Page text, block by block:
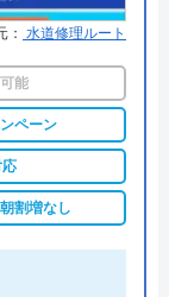
事店の水道業
、即日対応
訪問してく
全・安心・親
ービスで、ト
： 水道修理ルート
能
ペーン
割増なし